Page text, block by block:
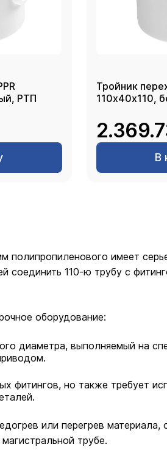
РТП
Тройник
В
полипропиленового имеет
соединить 110-ю трубу с
оборудование:
диаметра, выполняемый на
фитингов, но также требует
или перегрев материала,
трубе.